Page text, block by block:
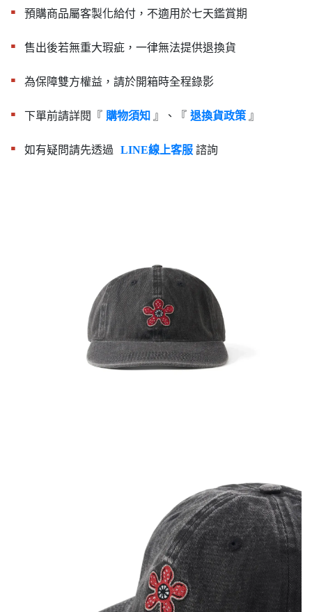
▪︎ 預購商品屬客製化給付，不適用於七天鑑賞期
▪︎ 售出後若無重大瑕疵，一律無法提供退換貨
▪︎ 為保障雙方權益，請於開箱時全程錄影
▪︎ 下單前請詳閱『 購物須知 』、『 退換貨政策 』
▪︎ 如有疑問請先透過 LINE線上客服 諮詢